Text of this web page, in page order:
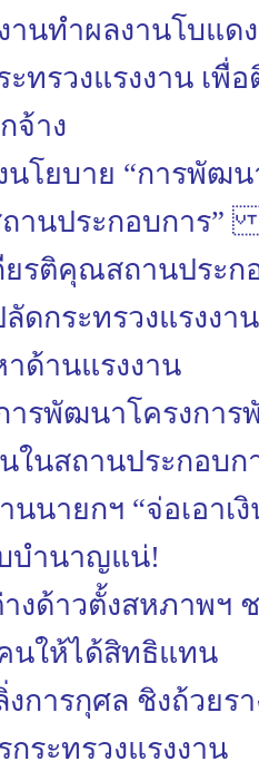
านทำผลงานโบแดง
ะทรวงแรงงาน เพื่
จ้าง
นโยบาย “การพัฒ
านประกอบการ”
ยรติคุณสถานประ
ดกระทรวงแรงง
ด้านแรงงาน
ารพัฒนาโครงการ
ในสถานประกอบก
นนายกฯ “จ่อเอา
บำนาญแน่!
งด้าวตั้งสหภาพฯ
นให้ได้สิทธิแทน
การกุศล ชิงถ้วยร
ระทรวงแรงงาน